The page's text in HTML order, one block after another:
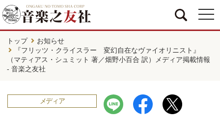
トップ
お知らせ
『フリッツ・クライスラー 変幻自在なヴァイオリニスト』
（マティアス・シュミット 著／畑野小百合 訳）メディア掲載情報
- 音楽之友社
メディア